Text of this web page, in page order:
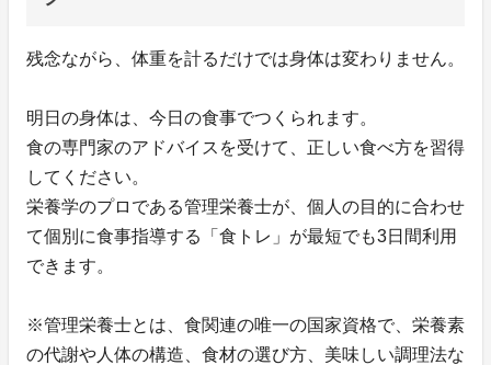
残念ながら、体重を計るだけでは身体は変わりません。
明日の身体は、今日の食事でつくられます。
食の専門家のアドバイスを受けて、正しい食べ方を習得
してください。
栄養学のプロである管理栄養士が、個人の目的に合わせ
て個別に食事指導する「食トレ」が最短でも3日間利用
できます。
※管理栄養士とは、食関連の唯一の国家資格で、栄養素
の代謝や人体の構造、食材の選び方、美味しい調理法な